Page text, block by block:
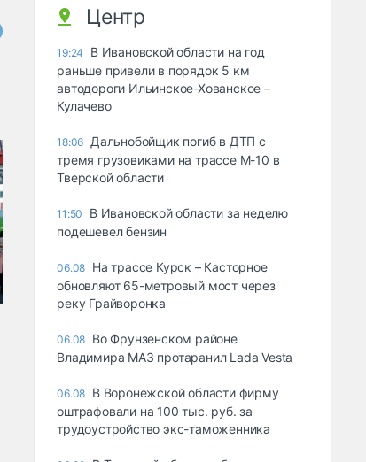
Центр
19:24
В Ивановской области на год
раньше привели в порядок 5 км
автодороги Ильинское-Хованское –
Кулачево
18:06 Дальнобойщик погиб в ДТП с
тремя грузовиками на трассе М-10 в
Тверской области
11:50
В Ивановской области за неделю
подешевел бензин
06.08 На трассе Курск – Касторное
обновляют 65-метровый мост через
реку Грайворонка
06.08 Во Фрунзенском районе
Владимира МАЗ протаранил Lada Vesta
06.08 В Воронежской области фирму
оштрафовали на 100 тыс. руб. за
трудоустройство экс-таможенника